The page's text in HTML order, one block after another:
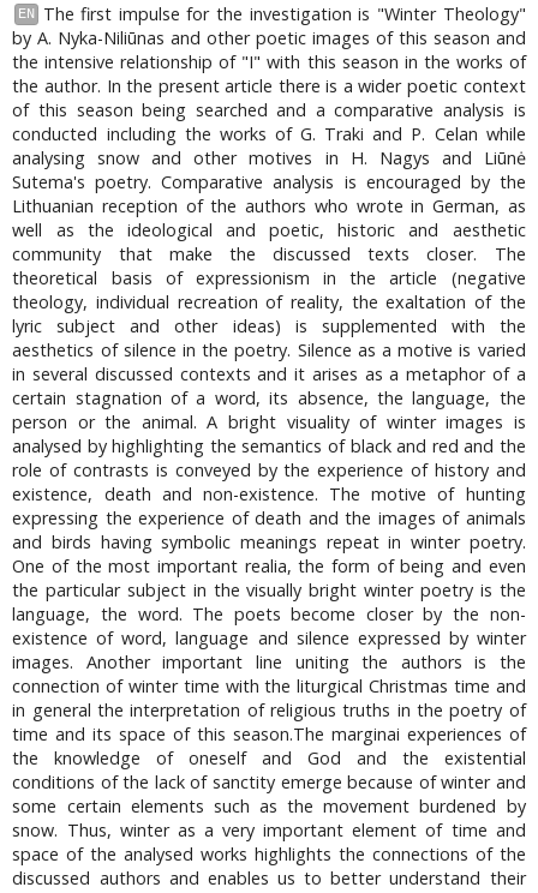
EN
The first impulse for the investigation is "Winter Theology"
by A. Nyka-Niliūnas and other poetic images of this season and
the intensive relationship of "I" with this season in the works of
the author. In the present article there is a wider poetic context
of this season being searched and a comparative analysis is
conducted including the works of G. Traki and P. Celan while
analysing snow and other motives in H. Nagys and Liūnė
Sutema's poetry. Comparative analysis is encouraged by the
Lithuanian reception of the authors who wrote in German, as
well as the ideological and poetic, historic and aesthetic
community that make the discussed texts closer. The
theoretical basis of expressionism in the article (negative
theology, individual recreation of reality, the exaltation of the
lyric subject and other ideas) is supplemented with the
aesthetics of silence in the poetry. Silence as a motive is varied
in several discussed contexts and it arises as a metaphor of a
certain stagnation of a word, its absence, the language, the
person or the animal. A bright visuality of winter images is
analysed by highlighting the semantics of black and red and the
role of contrasts is conveyed by the experience of history and
existence, death and non-existence. The motive of hunting
expressing the experience of death and the images of animals
and birds having symbolic meanings repeat in winter poetry.
One of the most important realia, the form of being and even
the particular subject in the visually bright winter poetry is the
language, the word. The poets become closer by the non-
existence of word, language and silence expressed by winter
images. Another important line uniting the authors is the
connection of winter time with the liturgical Christmas time and
in general the interpretation of religious truths in the poetry of
time and its space of this season.The marginai experiences of
the knowledge of oneself and God and the existential
conditions of the lack of sanctity emerge because of winter and
some certain elements such as the movement burdened by
snow. Thus, winter as a very important element of time and
space of the analysed works highlights the connections of the
discussed authors and enables us to better understand their